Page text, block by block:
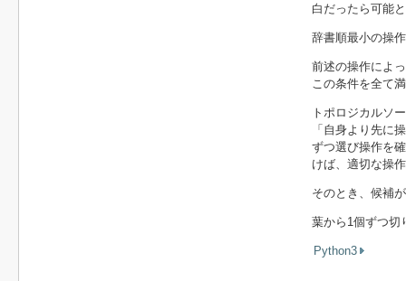
白だったら可能
辞書順最小の操
前述の操作によ
この条件を全て
トポロジカルソ
「自身より先に
ずつ選び操作を
けば、適切な操
そのとき、候補
葉から1個ずつ切
Python3